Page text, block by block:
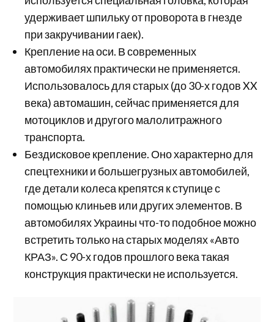
удерживает шпильку от проворота в гнезде
при закручивании гаек).
Крепление на оси. В современных
автомобилях практически не применяется.
Использовалось для старых (до 30-х годов XX
века) автомашин, сейчас применяется для
мотоциклов и другого малолитражного
транспорта.
Бездисковое крепление. Оно характерно для
спецтехники и большегрузных автомобилей,
где детали колеса крепятся к ступице с
помощью клиньев или других элементов. В
автомобилях Украины что-то подобное можно
встретить только на старых моделях «Авто
КРАЗ». С 90-х годов прошлого века такая
конструкция практически не используется.